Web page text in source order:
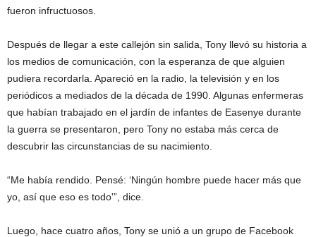
fueron infructuosos.
Después de llegar a este callejón sin salida, Tony llevó su historia a
los medios de comunicación, con la esperanza de que alguien
pudiera recordarla. Apareció en la radio, la televisión y en los
periódicos a mediados de la década de 1990. Algunas enfermeras
que habían trabajado en el jardín de infantes de Easenye durante
la guerra se presentaron, pero Tony no estaba más cerca de
descubrir las circunstancias de su nacimiento.
“Me había rendido. Pensé: ‘Ningún hombre puede hacer más que
yo, así que eso es todo'”, dice.
Luego, hace cuatro años, Tony se unió a un grupo de Facebook